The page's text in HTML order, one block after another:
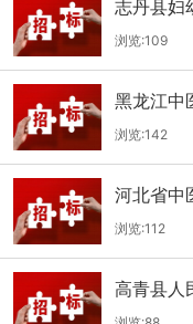
志丹县妇
公告
浏览:109
黑龙江中
(二次)招
浏览:142
河北省中
告
浏览:112
高青县人